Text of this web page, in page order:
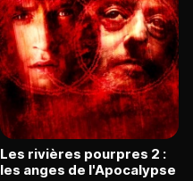
Les rivières pourpres 2 :
les anges de l'Apocalypse